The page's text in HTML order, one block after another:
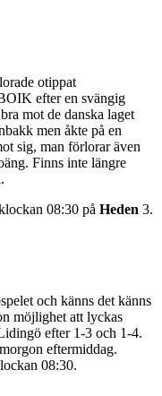
otippat
efter en svängig
mot de danska laget
men åkte på en
sig, man förlorar även
Finns inte längre
08:30 på Heden 3.
och känns det känns
möjlighet att lyckas
efter 1-3 och 1-4.
eftermiddag.
08:30.